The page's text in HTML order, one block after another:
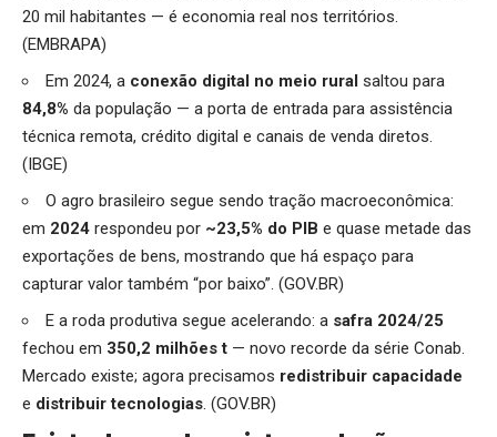
20 mil habitantes — é economia real nos territórios.
(EMBRAPA)
Em 2024, a conexão digital no meio rural saltou para
84,8% da população — a porta de entrada para assistência
técnica remota, crédito digital e canais de venda diretos.
(IBGE)
O agro brasileiro segue sendo tração macroeconômica:
em 2024 respondeu por ~23,5% do PIB e quase metade das
exportações de bens, mostrando que há espaço para
capturar valor também “por baixo”. (GOV.BR)
E a roda produtiva segue acelerando: a safra 2024/25
fechou em 350,2 milhões t — novo recorde da série Conab.
Mercado existe; agora precisamos redistribuir capacidade
e distribuir tecnologias. (GOV.BR)